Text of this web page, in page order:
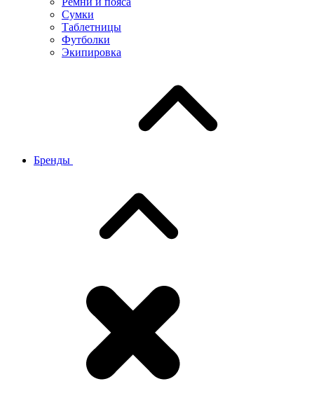
Сумки
Таблетницы
Футболки
Экипировка
Бренды